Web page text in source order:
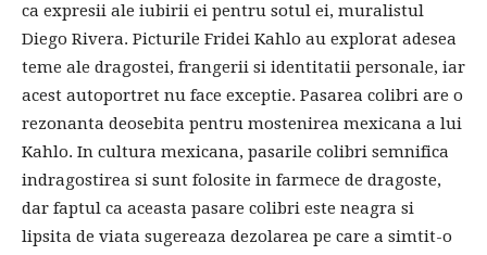
ca expresii ale iubirii ei pentru sotul ei, muralistul
Diego Rivera. Picturile Fridei Kahlo au explorat adesea
teme ale dragostei, frangerii si identitatii personale, iar
acest autoportret nu face exceptie. Pasarea colibri are o
rezonanta deosebita pentru mostenirea mexicana a lui
Kahlo. In cultura mexicana, pasarile colibri semnifica
indragostirea si sunt folosite in farmece de dragoste,
dar faptul ca aceasta pasare colibri este neagra si
lipsita de viata sugereaza dezolarea pe care a simtit-o